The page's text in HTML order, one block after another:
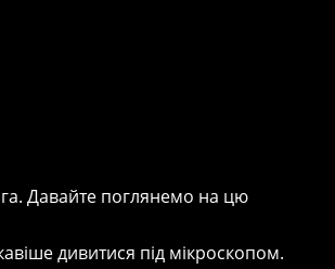
Давайте поглянемо на цю
дивитися під мікроскопом.